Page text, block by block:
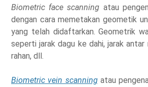
Biometric face scanning atau
dengan cara memetakan geometik
yang telah didaftarkan. Geometrik
seperti jarak dagu ke dahi, jarak antar
rahan, dll.
Biometric vein scanningatau